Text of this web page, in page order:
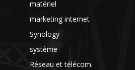
matériel
marketing internet
Synology
système
Réseau et télécom.